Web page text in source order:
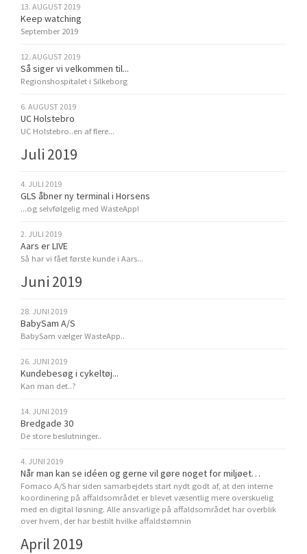
13. AUGUST 2019
Keep watching
September 2019
12. AUGUST 2019
Så siger vi velkommen til...
Regionshospitalet i Silkeborg
6. AUGUST 2019
UC Holstebro
UC Holstebro..en af flere...
Juli 2019
4. JULI 2019
GLS åbner ny terminal i Horsens
...og selvfølgelig med WasteApp!
2. JULI 2019
Aars er LIVE
Så har vi fået første kunde i Aars...
Juni 2019
28. JUNI 2019
BabySam A/S
BabySam vælger WasteApp..
26. JUNI 2019
Kundebesøg i cykeltøj...
Kan man det..?
14. JUNI 2019
Bredgade 30
De store beslutninger..
4. JUNI 2019
Når man kan se idéen og gerne vil gøre noget for miljøet…
Fomaco A/S har siden samarbejdets start nydt godt af, at den interne
koordinering på affaldsområdet er blevet væsentlig mere overskuelig
med en digital løsning. Alle ansvarlige på affaldsområdet har overblik
over hvem, der har bestilt hvilke affaldstømnin
April 2019